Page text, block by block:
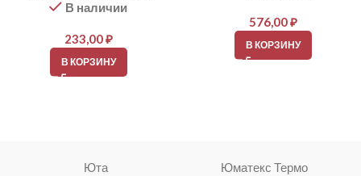
В наличии
233,00₽
В КОРЗИНУ
576,00₽
В КОРЗИНУ
Юта Юматекс Термо